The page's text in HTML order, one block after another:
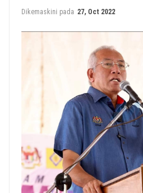
Dikemaskini pada 27, Oct 2022